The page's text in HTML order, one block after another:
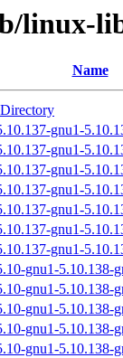
linux-
Name
gnu1-
gnu1-
gnu1-
gnu1-
gnu1-
gnu1-
gnu1-
gnu1-5.10.138-
gnu1-5.10.138-
gnu1-5.10.138-
gnu1-5.10.138-
gnu1-5.10.138-